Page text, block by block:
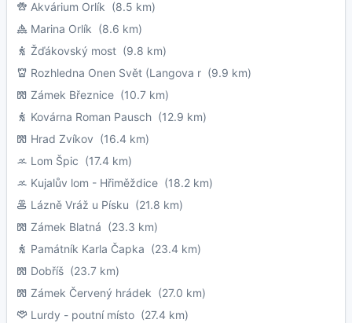
Akvárium Orlík (8.5 km)
Marina Orlík (8.6 km)
Žďákovský most (9.8 km)
Rozhledna Onen Svět (Langova r (9.9 km)
Zámek Březnice (10.7 km)
Kovárna Roman Pausch (12.9 km)
Hrad Zvíkov (16.4 km)
Lom Špic (17.4 km)
Kujalův lom - Hřiměždice (18.2 km)
Lázně Vráž u Písku (21.8 km)
Zámek Blatná (23.3 km)
Památník Karla Čapka (23.4 km)
Dobříš (23.7 km)
Zámek Červený hrádek (27.0 km)
Lurdy - poutní místo (27.4 km)